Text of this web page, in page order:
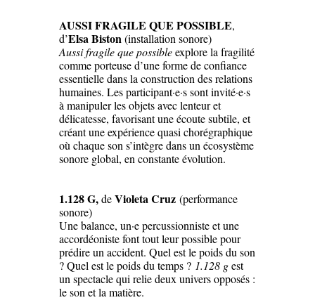
AUSSI FRAGILE QUE POSSIBLE,
d’Elsa Biston (installation sonore)
Aussi fragile que possibleexplore la fragilité
comme porteuse d’une forme de confiance
essentielle dans la construction des relations
humaines. Les participant·e·s sont invité·e·s
à manipuler les objets avec lenteur et
délicatesse, favorisant une écoute subtile, et
créant une expérience quasi chorégraphique
où chaque son s’intègre dans un écosystème
sonore global, en constante évolution.
1.128 G,deVioleta Cruz (performance
sonore)
Une balance, un·e percussionniste et une
accordéoniste font tout leur possible pour
prédire un accident. Quel est le poids du son
? Quel est le poids du temps ? 1.128 gest
un spectacle qui relie deux univers opposés :
le son et la matière.